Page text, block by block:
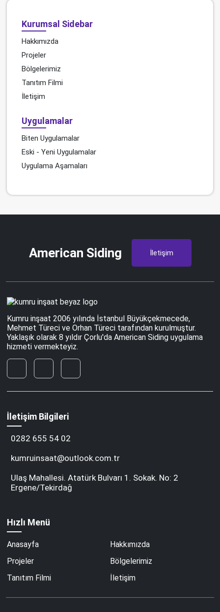
Kurumsal Sidebar
Hakkımızda
Projeler
Bölgelerimiz
Tanıtım Filmi
İletişim
Uygulamalar
Biten Uygulamalar
Eski - Yeni Uygulamalar
Uygulama Aşamaları
American Siding İletişim
Kumru inşaat 2006 yılında İstanbul Büyükçekmecede,
Mehmet Türeci ve Orhan Türeci tarafından kurulmuştur.
Yaklaşık olarak 8 yıldır Çorlu'da American Siding uygulama
hizmeti vermekteyiz.
İletişim Bilgileri
0282 655 54 02
kumruinsaat@outlook.com.tr
Ulaş Mahallesi. Atatürk Bulvarı 1. Sokak. No: 2
Ergene/Tekirdağ
Hızlı Menü
Anasayfa
Hakkımızda
Projeler
Bölgelerimiz
Tanıtım Filmi
İletişim